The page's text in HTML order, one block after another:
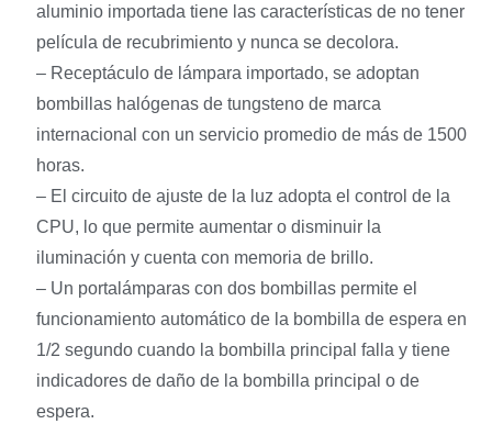
aluminio importada tiene las características de no tener
película de recubrimiento y nunca se decolora.
– Receptáculo de lámpara importado, se adoptan
bombillas halógenas de tungsteno de marca
internacional con un servicio promedio de más de 1500
horas.
– El circuito de ajuste de la luz adopta el control de la
CPU, lo que permite aumentar o disminuir la
iluminación y cuenta con memoria de brillo.
– Un portalámparas con dos bombillas permite el
funcionamiento automático de la bombilla de espera en
1/2 segundo cuando la bombilla principal falla y tiene
indicadores de daño de la bombilla principal o de
espera.